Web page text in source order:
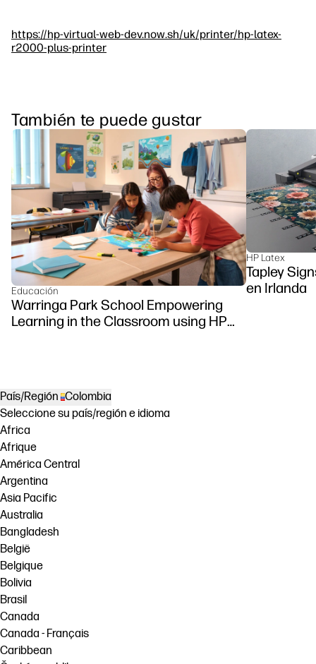
https://hp-virtual-web-dev.now.sh/uk/printer/hp-latex-
r2000-plus-printer
También te puede gustar
Educación
Warringa Park School Empowering
Learning in the Classroom using HP
HP Latex
Tapley
en Irlanda
País/Región Colombia
Seleccione su país/región e idioma
Africa
Afrique
América Central
Argentina
Asia Pacific
Australia
Bangladesh
België
Belgique
Bolivia
Brasil
Canada
Canada - Français
Caribbean